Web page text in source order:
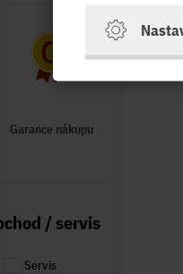
Garance nákupu
/ servis
Servis